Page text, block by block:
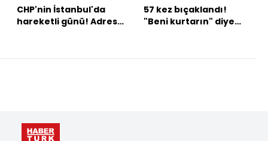
CHP'nin İstanbul'da
hareketli günü! Adres
57 kez bıçaklandı!
"Beni kurtarın" diye